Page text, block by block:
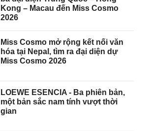
Kong – Macau đến Miss Cosmo
2026
Miss Cosmo mở rộng kết nối văn
hóa tại Nepal, tìm ra đại diện dự
Miss Cosmo 2026
LOEWE ESENCIA - Ba phiên bản,
một bản sắc nam tính vượt thời
gian